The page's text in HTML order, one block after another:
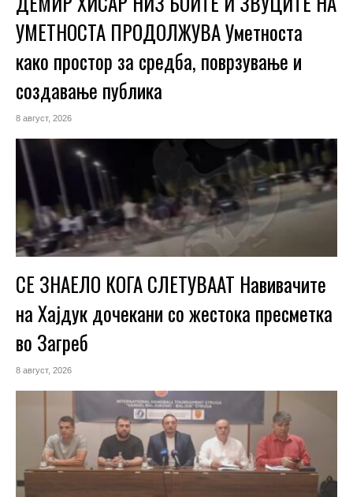
УМЕТНОСТА ПРОДОЛЖУВА Уметноста
како простор за средба, поврзување и
создавање публика
8 август, 2026
СЕ ЗНАЕЛО КОГА СЛЕТУВААТ Навивачите
на Хајдук дочекани со жестока пресметка
во Загреб
8 август, 2026